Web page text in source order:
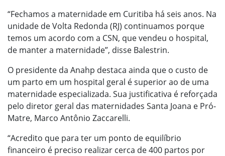
“Fechamos a maternidade em Curitiba há seis anos. Na
unidade de Volta Redonda (RJ) continuamos porque
temos um acordo com a CSN, que vendeu o hospital,
de manter a maternidade”, disse Balestrin.
O presidente da Anahp destaca ainda que o custo de
um parto em um hospital geral é superior ao de uma
maternidade especializada. Sua justificativa é reforçada
pelo diretor geral das maternidades Santa Joana e Pró-
Matre, Marco Antônio Zaccarelli.
“Acredito que para ter um ponto de equilíbrio
financeiro é preciso realizar cerca de 400 partos por